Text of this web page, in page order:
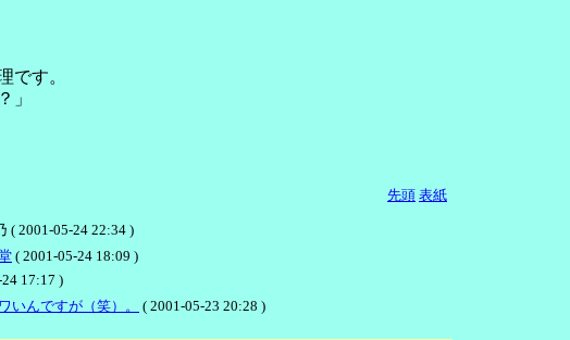
です。
」
先頭 表紙
( 2001-05-24 22:34 )
( 2001-05-24 18:09 )
17:17 )
いんですが（笑）。 ( 2001-05-23 20:28 )